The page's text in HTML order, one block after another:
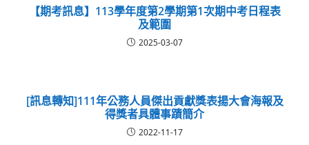
【期考訊息】113學年度第2學期第1次期中考日程表
及範圍
2025-03-07
[訊息轉知]111年公務人員傑出貢獻獎表揚大會海報及
得獎者具體事蹟簡介
2022-11-17